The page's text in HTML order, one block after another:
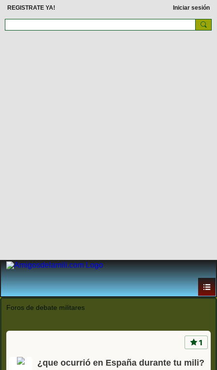
REGISTRATE YA! Iniciar sesión
Foros de debate militares
1
¿que ocurrió en España durante tu mili?